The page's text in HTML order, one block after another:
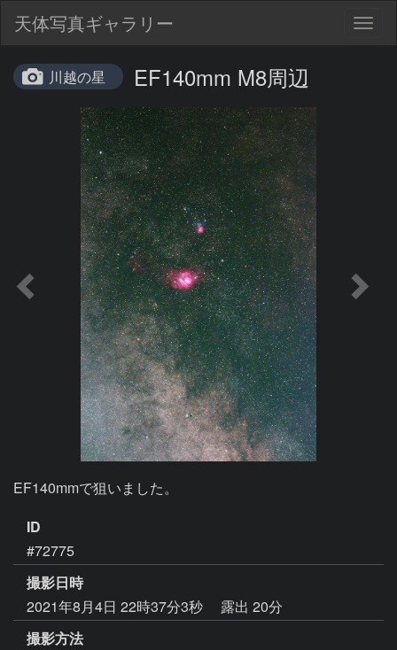
天体写真ギャラリー
川越の星 EF140mm M8周辺
EF140mmで狙いました。
ID
#72775
撮影日時
2021年8月4日 22時37分3秒
露出 20分
撮影方法